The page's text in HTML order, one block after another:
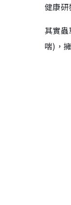
健康
其實
喘)，